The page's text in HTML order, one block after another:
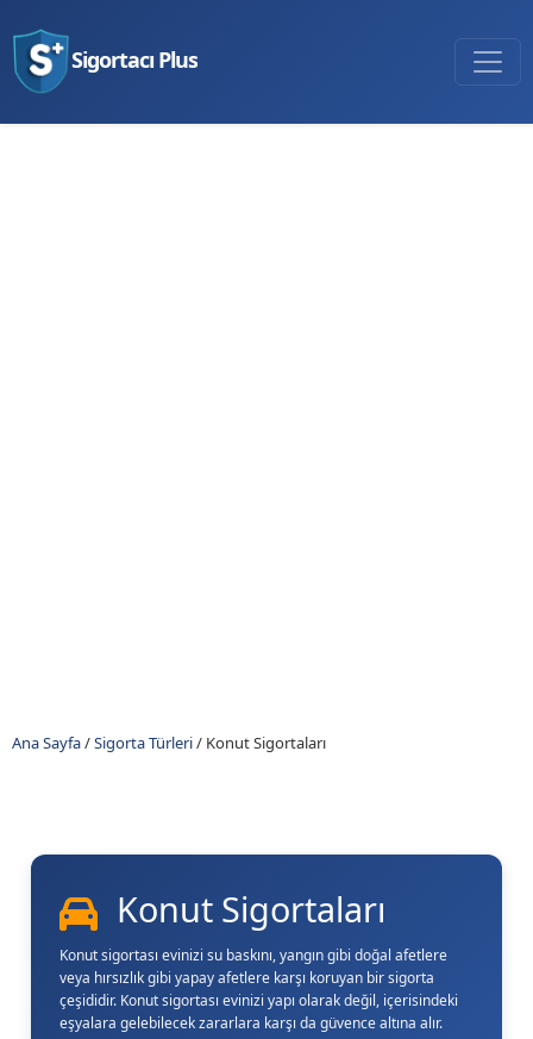
Sigortacı Plus
Ana Sayfa/Sigorta Türleri/ Konut Sigortaları
Konut Sigortaları
Konut sigortası evinizi su baskını, yangın gibi doğal afetlere
veya hırsızlık gibi yapay afetlere karşı koruyan bir sigorta
çeşididir. Konut sigortası evinizi yapı olarak değil, içerisindeki
eşyalara gelebilecek zararlara karşı da güvence altına alır.